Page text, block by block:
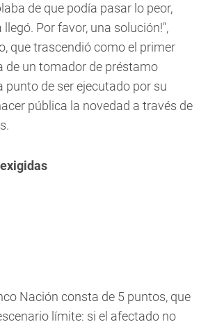
de que podía pasar lo peor,
llegó. Por favor, una solución!",
que trascendió como el primer
de un tomador de préstamo
punto de ser ejecutado por su
pública la novedad a través de
Nación consta de 5 puntos, que
límite: si el afectado no